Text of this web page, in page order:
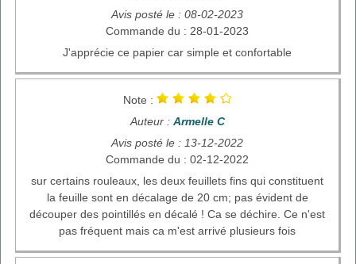
Avis posté le : 08-02-2023
Commande du : 28-01-2023
J'apprécie ce papier car simple et confortable
Note :
Auteur : Armelle C
Avis posté le : 13-12-2022
Commande du : 02-12-2022
sur certains rouleaux, les deux feuillets fins qui constituent
la feuille sont en décalage de 20 cm; pas évident de
découper des pointillés en décalé ! Ca se déchire. Ce n'est
pas fréquent mais ca m'est arrivé plusieurs fois